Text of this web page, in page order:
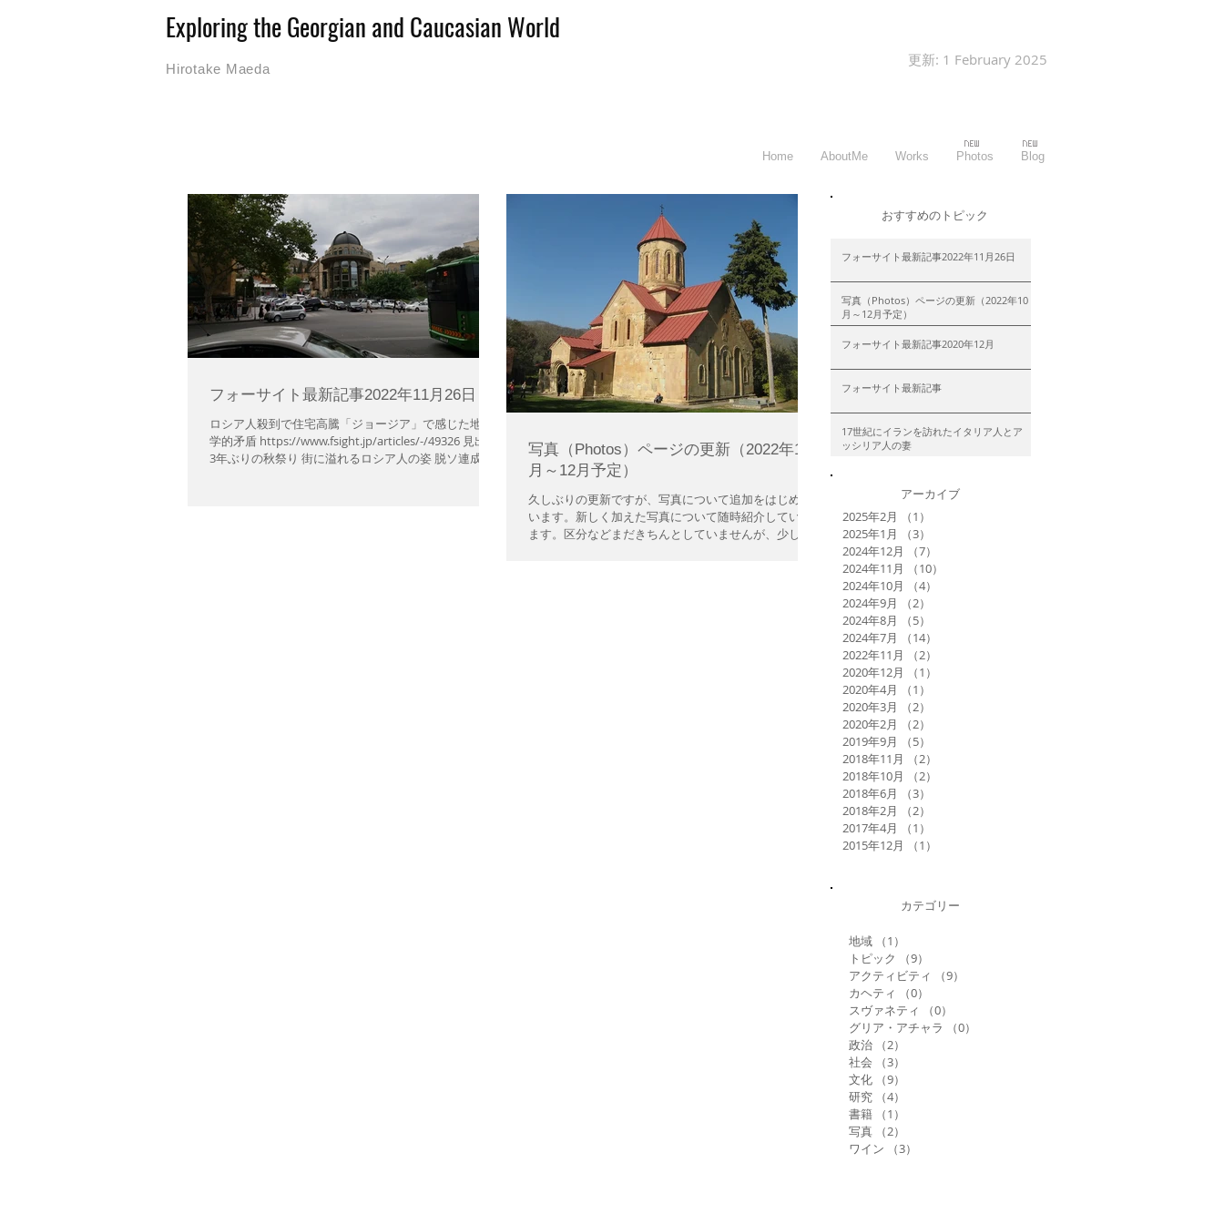
Exploring the Georgian and Caucasian World
Hirotake Maeda
更新: 1 February 2025
Home AboutMe Works Photos Blog
フォーサイト最新記事2022年11月26日
ロシア人殺到で住宅高騰「ジョージア」で感じた地政
学的矛盾 https://www.fsight.jp/articles/-/49326 見出し
3年ぶりの秋祭り 街に溢れるロシア人の姿 脱ソ連成功
写真（Photos）ページの更新（2022年10
月～12月予定）
久しぶりの更新ですが、写真について追加をはじめて
います。新しく加えた写真について随時紹介していき
ます。区分などまだきちんとしていませんが、少しず
​おすすめのトピック
フォーサイト最新記事2022年11月26日
写真（Photos）ページの更新（2022年10
月～12月予定）
フォーサイト最新記事2020年12月
フォーサイト最新記事
17世紀にイランを訪れたイタリア人とア
ッシリア人の妻
アーカイブ
2025年2月 （1）
2025年1月
（3）
2024年12月
（7）
2024年11月
（10）
2024年10月
（4）
2024年9月
（2）
2024年8月
（5）
2024年7月
（14）
2022年11月
（2）
2020年12月
（1）
2020年4月
（1）
2020年3月
（2）
2020年2月
（2）
2019年9月
（5）
2018年11月
（2）
2018年10月
（2）
2018年6月
（3）
2018年2月
（2）
2017年4月
（1）
2015年12月
（1）
カテゴリー
地域 （1）
トピック
（9）
アクティビティ
（9）
カヘティ
（0）
スヴァネティ
（0）
グリア・アチャラ
（0）
政治
（2）
社会
（3）
文化
（9）
研究
（4）
書籍
（1）
写真
（2）
ワイン
（3）